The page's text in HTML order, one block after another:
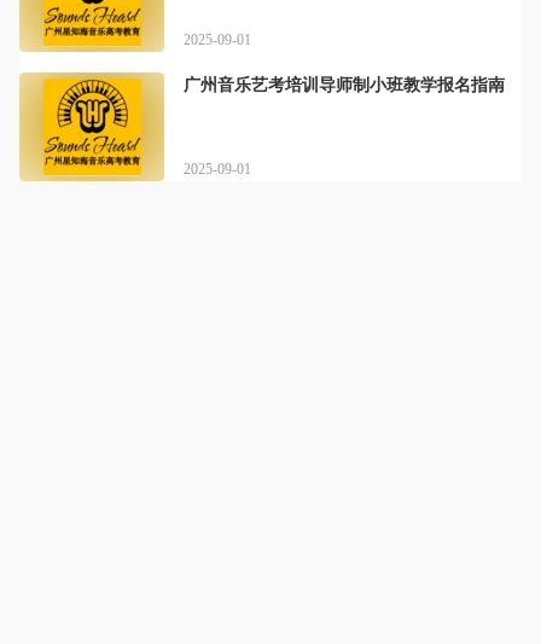
2025-09-01
广州音乐艺考培训导师制小班教学报名指南
2025-09-01